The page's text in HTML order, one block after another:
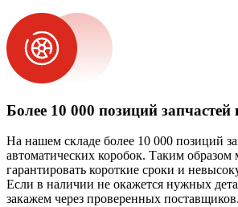
Более 10 000 позиций
На нашем складе более 10 000 позиций
автоматических коробок. Таким
гарантировать короткие сроки и
Если в наличии не окажется нужных
закажем через проверенных поставщиков.